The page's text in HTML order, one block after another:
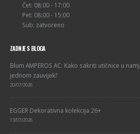
Čet: 08:00 - 17:00
Pet: 08:00 - 15:00
Sub: zatvoreno
ZADNJE S BLOGA
Blum AMPEROS AC: Kako sakriti utičnice u
jednom zauvijek?
20/07/2026
EGGER Dekorativna kolekcija 26+
13/07/2026